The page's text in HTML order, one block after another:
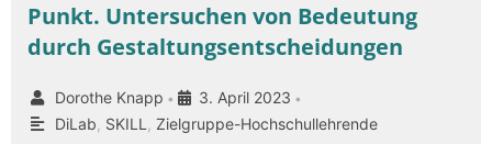
Punkt. Untersuchen von Bedeutung
durch Gestaltungsentscheidungen
Dorothe Knapp • 3. April 2023 •
DiLab SKILL Zielgruppe-Hochschullehrende